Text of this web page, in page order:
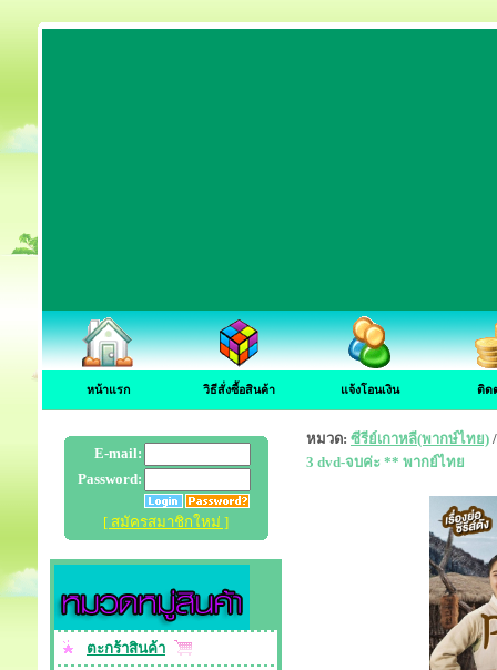
หน้าแรก วิธีสั่งซื้อสินค้า แจ้งโอนเงิน ติด
E-mail:
Password:
[ สมัครสมาชิกใหม่ ]
ตะกร้าสินค้า
หมวด: ซีรีย์เกาหลี(พากษ์ไทย)
3 dvd-จบค่ะ ** พากย์ไทย